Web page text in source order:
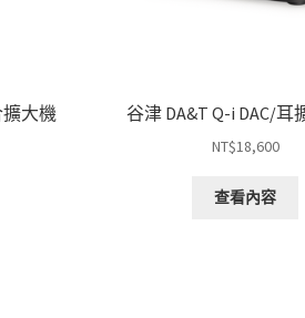
擴大機 谷津 DA&T Q-i DAC/耳
NT$18,600
查看內容